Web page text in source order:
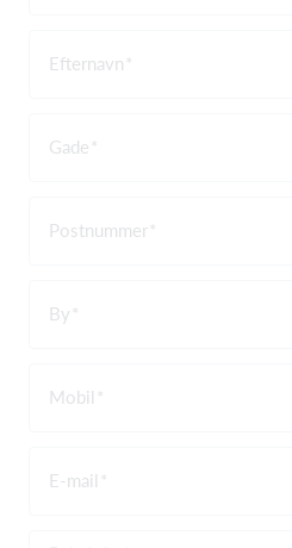
Efternavn
Gade
Postnummer
By
Mobil
E-mail